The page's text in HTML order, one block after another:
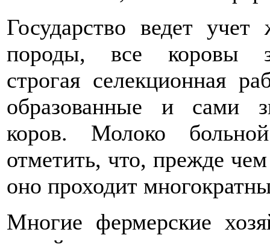
Государство ведет
породы, все коровы
строгая селекционная
образованные и сами
коров. Молоко
отметить, что, прежде
оно проходит
Многие фермерские